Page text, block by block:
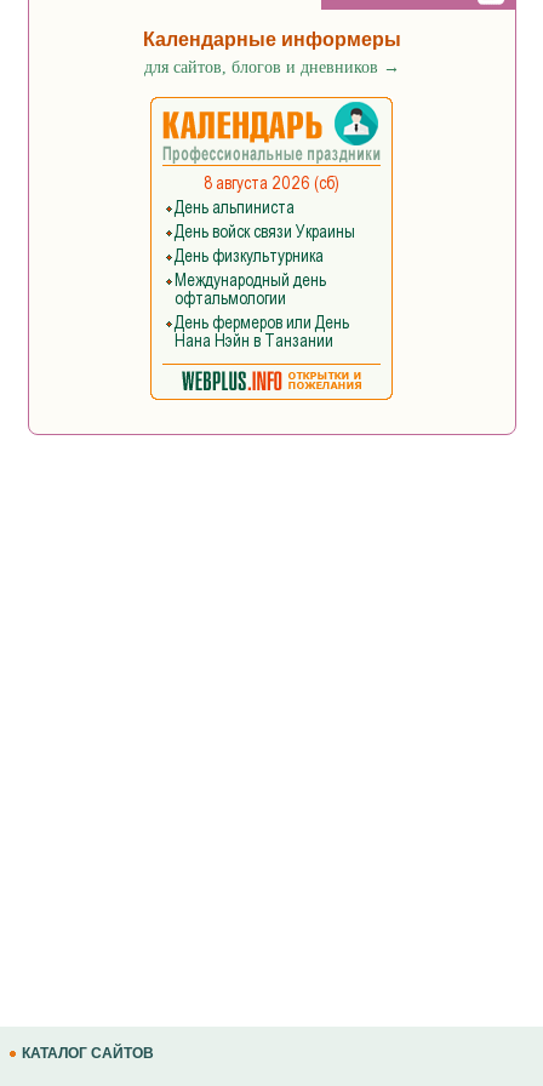
Календарные информеры
для сайтов, блогов и дневников →
КАТАЛОГ САЙТОВ